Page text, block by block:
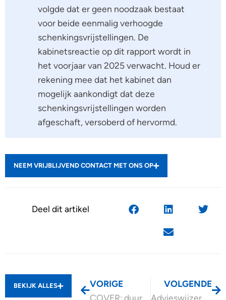
volgde dat er geen noodzaak bestaat
voor beide eenmalig verhoogde
schenkingsvrijstellingen. De
kabinetsreactie op dit rapport wordt in
het voorjaar van 2025 verwacht. Houd er
rekening mee dat het kabinet dan
mogelijk aankondigt dat deze
schenkingsvrijstellingen worden
afgeschaft, versoberd of hervormd.
NEEM VRIJBLIJVEND CONTACT MET ONS OP
Deel dit artikel
BEKIJK ALLES
VORIGE
COVER: duurzame subsidie voor mkb-ondernemersorganisaties
VOLGENDE
Advieswijzer Gebruikelijk loon dga